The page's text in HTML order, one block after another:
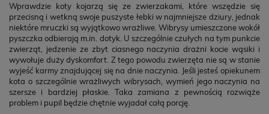
Wprawdzie koty kojarzą się ze zwierzakami, które wszędzie się
przecisną i wetkną swoje puszyste łebki w najmniejsze dziury, jednak
niektóre mruczki są wyjątkowo wrażliwe. Wibrysy umieszczone wokół
pyszczka odbierają m.in. dotyk. U szczególnie czułych na tym punkcie
zwierząt, jedzenie ze zbyt ciasnego naczynia drażni kocie wąsiki i
wywołuje duży dyskomfort. Z tego powodu zwierzęta nie są w stanie
wyjeść karmy znajdującej się na dnie naczynia. Jeśli jesteś opiekunem
kota o szczególnie wrażliwych wibrysach, wymień jego naczynia na
szersze i bardziej płaskie. Taka zamiana z pewnością rozwiąże
problem i pupil będzie chętnie wyjadał całą porcję.